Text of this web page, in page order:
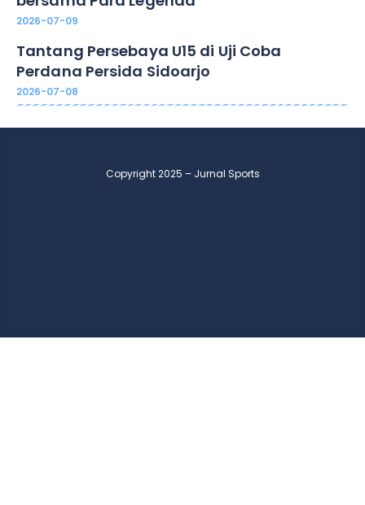
2026-07-09
Tantang Persebaya U15 di Uji Coba
Perdana Persida Sidoarjo
2026-07-08
Copyright 2025 – Jurnal Sports